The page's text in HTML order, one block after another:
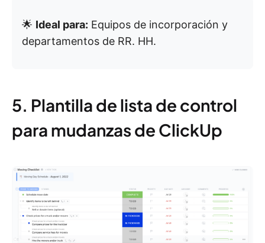
🌟 Ideal para: Equipos de incorporación y
departamentos de RR. HH.
5. Plantilla de lista de control
para mudanzas de ClickUp